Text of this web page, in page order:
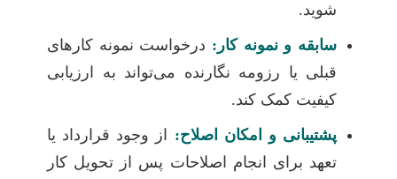
شوید.
سابقه و نمونه کار: درخواست نمونه کارهای
قبلی یا رزومه نگارنده می‌تواند به ارزیابی
کیفیت کمک کند.
پشتیبانی و امکان اصلاح: از وجود قرارداد یا
تعهد برای انجام اصلاحات پس از تحویل کار